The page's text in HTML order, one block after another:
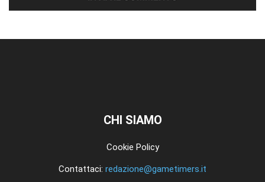
CHI SIAMO
Cookie Policy
Contattaci: redazione@gametimers.it